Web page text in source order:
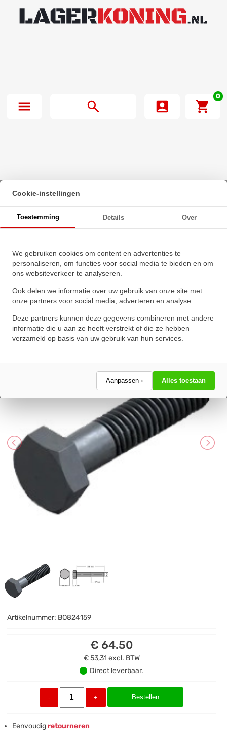
0
Beginpagina·
Zeskanttapbout Deeldraad DIN 931 M36x320mm 10.9
Onbehandeld
Cookie-instellingen
Toestemming Details Over
We gebruiken cookies om content en advertenties te
personaliseren, om functies voor social media te bieden en om
ons websiteverkeer te analyseren.
Ook delen we informatie over uw gebruik van onze site met
onze partners voor social media, adverteren en analyse.
Deze partners kunnen deze gegevens combineren met andere
informatie die u aan ze heeft verstrekt of die ze hebben
verzameld op basis van uw gebruik van hun services.
Aanpassen › Alles toestaan
Zeskanttapbout Deeldraad DIN
931 M36x320mm 10.9
Onbehandeld
Schrijf een review!
Artikelnummer: BO824159
€ 64.50
€ 53,31 excl. BTW
Direct leverbaar.
- + Bestellen
Eenvoudigretourneren